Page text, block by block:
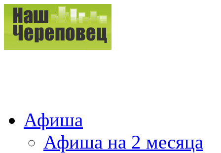
Афиша
Афиша на 2 месяца